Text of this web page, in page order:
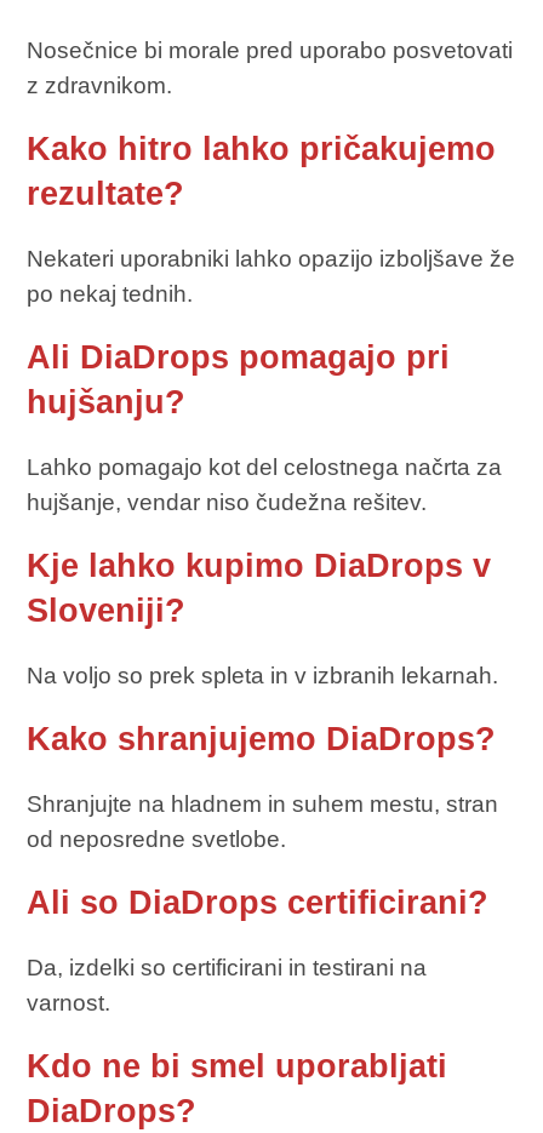
Nosečnice bi morale pred uporabo posvetovati
z zdravnikom.
Kako hitro lahko pričakujemo
rezultate?
Nekateri uporabniki lahko opazijo izboljšave že
po nekaj tednih.
Ali DiaDrops pomagajo pri
hujšanju?
Lahko pomagajo kot del celostnega načrta za
hujšanje, vendar niso čudežna rešitev.
Kje lahko kupimo DiaDrops v
Sloveniji?
Na voljo so prek spleta in v izbranih lekarnah.
Kako shranjujemo DiaDrops?
Shranjujte na hladnem in suhem mestu, stran
od neposredne svetlobe.
Ali so DiaDrops certificirani?
Da, izdelki so certificirani in testirani na
varnost.
Kdo ne bi smel uporabljati
DiaDrops?